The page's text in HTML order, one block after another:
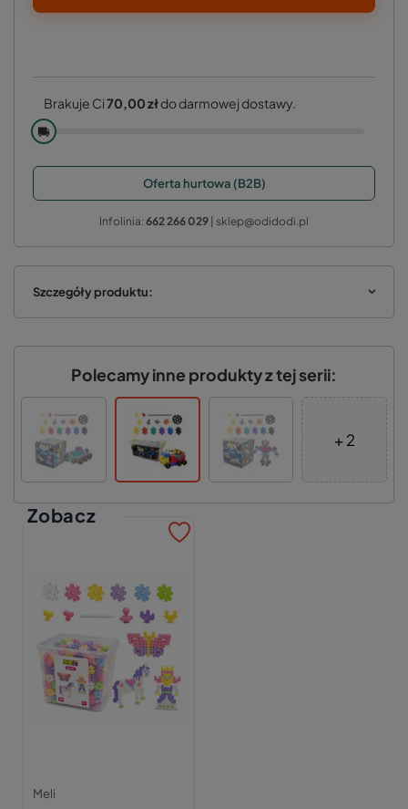
Brakuje Ci70,00 złdo darmowej dostawy.
🚚
Oferta hurtowa (B2B)
Infolinia: 662 266 029 | sklep@odidodi.pl
Szczegóły produktu:
Polecamy inne produkty z tej serii:
+ 2
Zobacz
Meli